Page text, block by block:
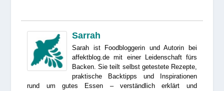
Sarrah
Sarah ist Foodbloggerin und Autorin bei
affektblog.de mit einer Leidenschaft fürs
Backen. Sie teilt selbst getestete Rezepte,
praktische Backtipps und Inspirationen
rund um gutes Essen – verständlich erklärt und